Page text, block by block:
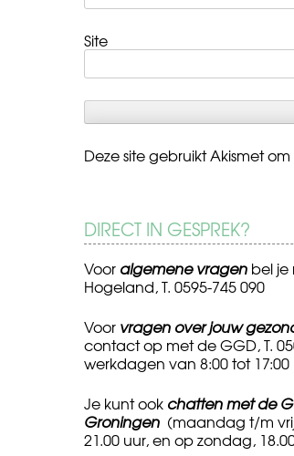
Site
Deze site gebruikt Akismet
DIRECT IN GESPREK?
Voor algemene vragen bel je
Hogeland, T. 0595-745 090
Voor vragen over jouw
contact op met de GGD, T.
werkdagen van 8:00 tot 17:00
Je kunt ook chatten met de
Groningen (maandag t/m
21.00 uur, en op zondag,